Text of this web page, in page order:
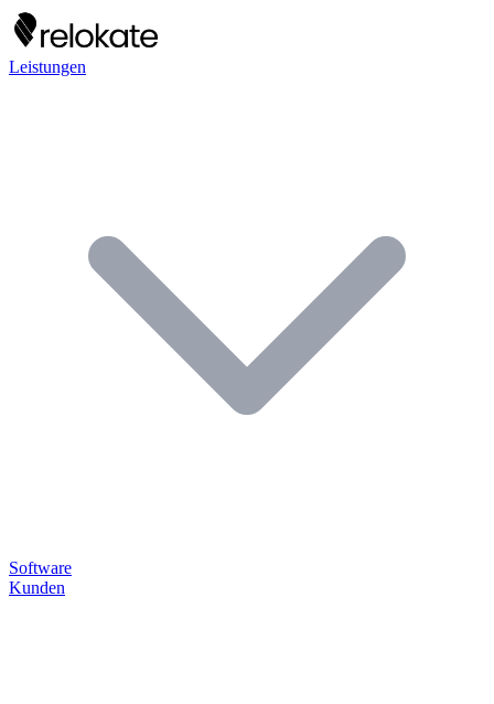
Leistungen
Software
Kunden